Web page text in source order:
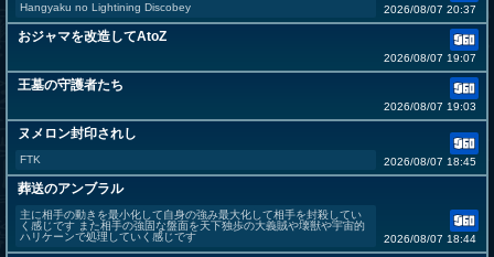
Hangyaku no Lightining Discobey 2026/08/07 20:37
おジャマを改造してAtoZ
2026/08/07 19:07
王墓の守護者たち
2026/08/07 19:03
ヌメロン封印されし
FTK 2026/08/07 18:45
葬送のアンブラル
主に相手の動きを最小化して自身の強み最大化して相手を封殺してい
く感じです また相手の強固な盤面を天下独歩の大義賊や壊獣や宇宙的
ハリケーンで処理していく感じです
2026/08/07 18:44